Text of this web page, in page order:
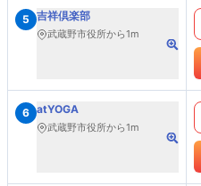
5 吉祥倶楽部
武蔵野市役所から1m
6 atYOGA
武蔵野市役所から1m